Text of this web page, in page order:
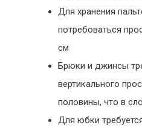
Для хранения
потребоваться
см
Брюки и джинсы
вертикального
половины, что в
Для юбки